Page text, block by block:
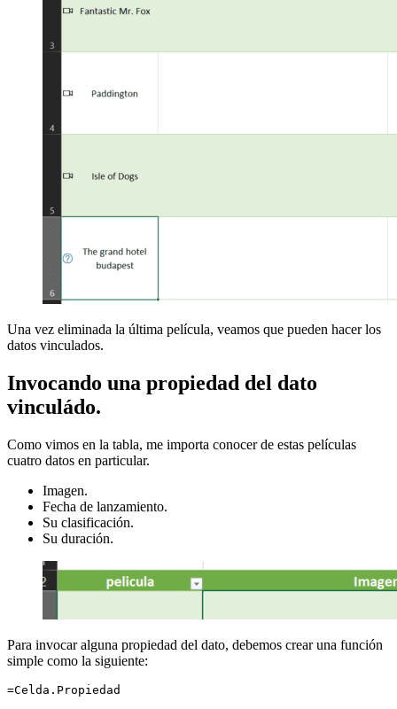
Una vez eliminada la última película, veamos que pueden hacer los
datos vinculados.
Invocando una propiedad del dato
vinculádo.
Como vimos en la tabla, me importa conocer de estas películas
cuatro datos en particular.
Imagen.
Fecha de lanzamiento.
Su clasificación.
Su duración.
Para invocar alguna propiedad del dato, debemos crear una función
simple como la siguiente:
=Celda.Propiedad